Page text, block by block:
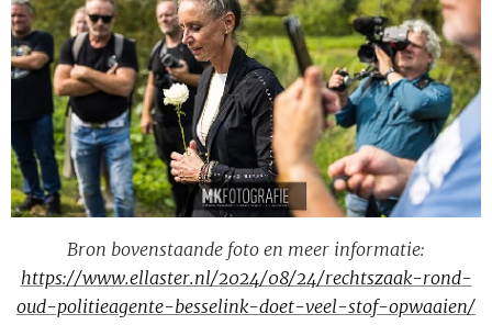
Bron bovenstaande foto en meer informatie:
https://www.ellaster.nl/2024/08/24/rechtszaak-rond-
oud-politieagente-besselink-doet-veel-stof-opwaaien/